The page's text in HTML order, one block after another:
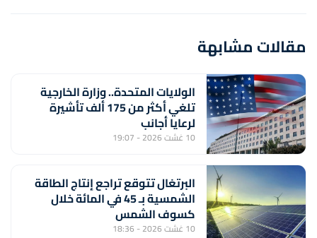
مقالات مشابهة
الولايات المتحدة.. وزارة الخارجية
تلغي أكثر من 175 ألف تأشيرة
لرعايا أجانب
10 غشت 2026 - 19:07
البرتغال تتوقع تراجع إنتاج الطاقة
الشمسية بـ 45 في المائة خلال
كسوف الشمس
10 غشت 2026 - 18:36